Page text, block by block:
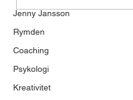
Jenny Jansson
Rymden
Coaching
Psykologi
Kreativitet
FÖRELÄSARNA -
MENINGSFULLA